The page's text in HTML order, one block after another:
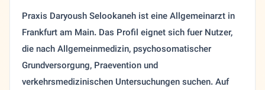
Praxis Daryoush Selookaneh ist eine Allgemeinarzt in
Frankfurt am Main. Das Profil eignet sich fuer Nutzer,
die nach Allgemeinmedizin, psychosomatischer
Grundversorgung, Praevention und
verkehrsmedizinischen Untersuchungen suchen. Auf